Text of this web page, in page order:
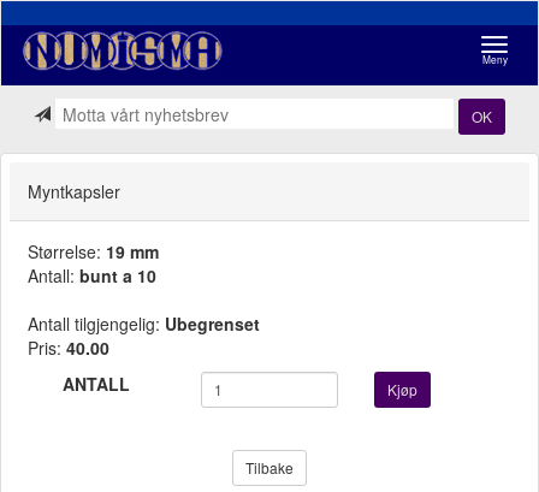
Meny
OK
Myntkapsler
Størrelse: 19 mm
Antall: bunt a 10
Antall tilgjengelig: Ubegrenset
Pris: 40.00
ANTALL
Kjøp
Tilbake